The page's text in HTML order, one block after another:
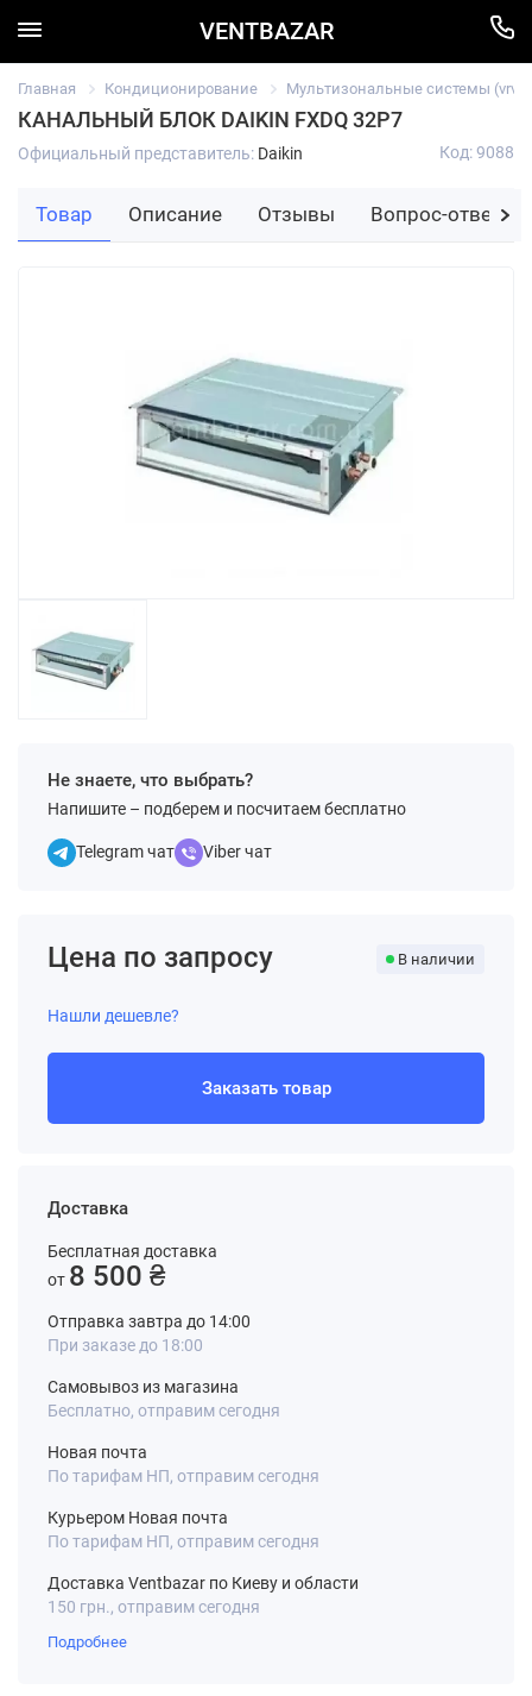
VENTBAZAR
Главная Кондиционирование Мультизональные системы (vrv/
КАНАЛЬНЫЙ БЛОК DAIKIN FXDQ 32P7
Официальный представитель: Daikin Код: 9088
Не знаете, что выбрать?
Напишите – подберем и посчитаем бесплатно
Telegram чат Viber чат
Доставка
Бесплатная доставка
от 8 500 ₴
Отправка завтра до 14:00
При заказе до 18:00
Самовывоз из магазина
Бесплатно, отправим сегодня
Новая почта
По тарифам НП, отправим сегодня
Курьером Новая почта
По тарифам НП, отправим сегодня
Доставка Ventbazar по Киеву и области
150 грн., отправим сегодня
Подробнее
Цена по запросу В наличии
Нашли дешевле?
Заказать товар
Товар Описание Отзывы Вопрос-ответ